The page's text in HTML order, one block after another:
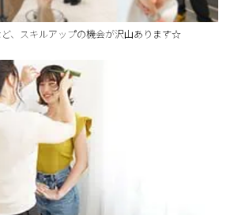
、スキルアップの機会が沢山あります☆